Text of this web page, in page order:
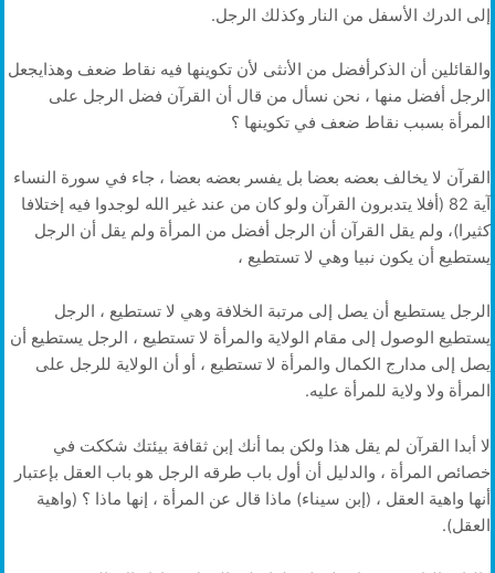
إلى الدرك الأسفل من النار وكذلك الرجل.
والقائلين أن الذكرأفضل من الأنثى لأن تكوينها فيه نقاط ضعف وهذايجعل
الرجل أفضل منها ، نحن نسأل من قال أن القرآن فضل الرجل على
المرأة بسبب نقاط ضعف في تكوينها ؟
القرآن لا يخالف بعضه بعضا بل يفسر بعضه بعضا ، جاء في سورة النساء
آية 82 (أفلا يتدبرون القرآن ولو كان من عند غير الله لوجدوا فيه إختلافا
كثيرا)، ولم يقل القرآن أن الرجل أفضل من المرأة ولم يقل أن الرجل
يستطيع أن يكون نبيا وهي لا تستطيع ،
الرجل يستطيع أن يصل إلى مرتبة الخلافة وهي لا تستطيع ، الرجل
يستطيع الوصول إلى مقام الولاية والمرأة لا تستطيع ، الرجل يستطيع أن
يصل إلى مدارج الكمال والمرأة لا تستطيع ، أو أن الولاية للرجل على
المرأة ولا ولاية للمرأة عليه.
لا أبدا القرآن لم يقل هذا ولكن بما أنك إبن ثقافة بيئتك شككت في
خصائص المرأة ، والدليل أن أول باب طرقه الرجل هو باب العقل بإعتبار
أنها واهية العقل ، (إبن سيناء) ماذا قال عن المرأة ، إنها ماذا ؟ (واهية
العقل).